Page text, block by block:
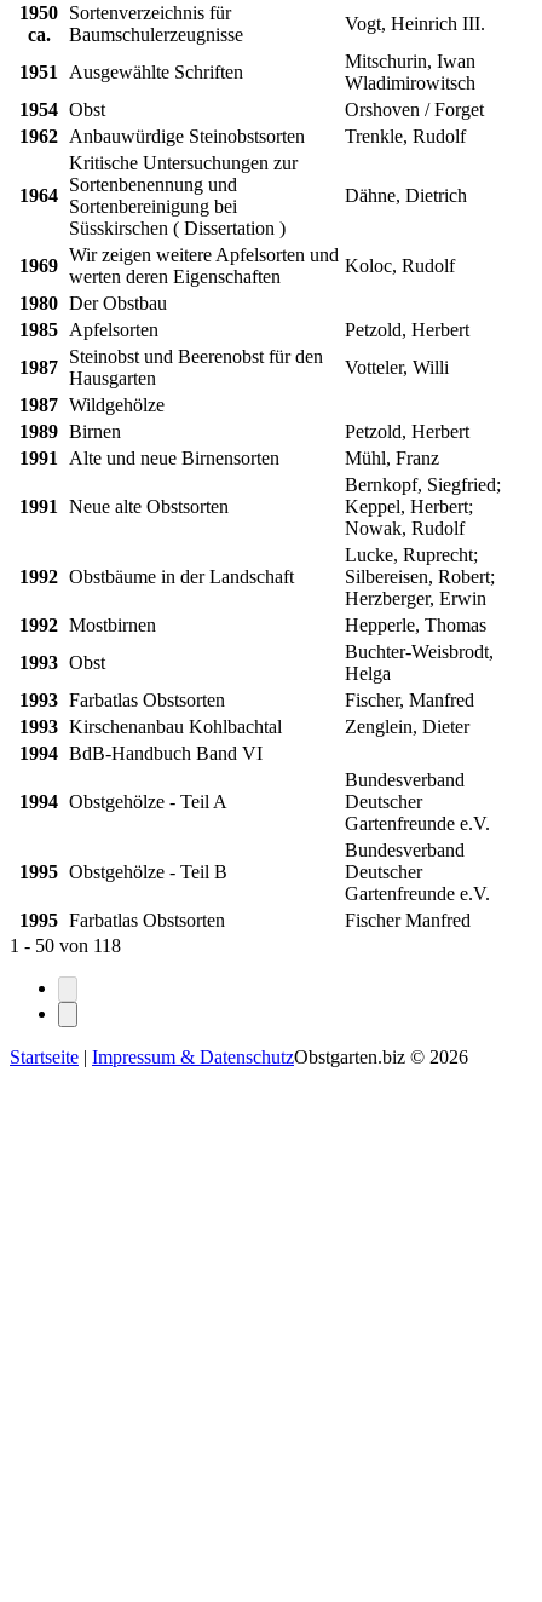
1950
ca.
Sortenverzeichnis für
Baumschulerzeugnisse
Vogt, Heinrich III.
1951 Ausgewählte Schriften
Mitschurin, Iwan
Wladimirowitsch
1954 Obst
Orshoven / Forget
1962 Anbauwürdige Steinobstsorten Trenkle, Rudolf
1964
Kritische Untersuchungen zur
Sortenbenennung und
Sortenbereinigung bei
Süsskirschen ( Dissertation )
Dähne, Dietrich
1969
Wir zeigen weitere Apfelsorten und
werten deren Eigenschaften
Koloc, Rudolf
1980 Der Obstbau
1985 Apfelsorten
Petzold, Herbert
1987
Steinobst und Beerenobst für den
Hausgarten
Votteler, Willi
1987 Wildgehölze
1989 Birnen
Petzold, Herbert
1991
Alte und neue Birnensorten Mühl, Franz
1991 Neue alte Obstsorten
Bernkopf, Siegfried;
Keppel, Herbert;
Nowak, Rudolf
1992 Obstbäume in der Landschaft
Lucke, Ruprecht;
Silbereisen, Robert;
Herzberger, Erwin
1992 Mostbirnen
Hepperle, Thomas
1993 Obst
Buchter-Weisbrodt,
Helga
1993 Farbatlas Obstsorten
Fischer, Manfred
1993 Kirschenanbau Kohlbachtal
Zenglein, Dieter
1994 BdB-Handbuch Band VI
1994 Obstgehölze - Teil A
Bundesverband
Deutscher
Gartenfreunde e.V.
1995 Obstgehölze - Teil B
Bundesverband
Deutscher
Gartenfreunde e.V.
1995 Farbatlas Obstsorten
Fischer Manfred
1 - 50 von 118
Startseite | Impressum & DatenschutzObstgarten.biz © 2026